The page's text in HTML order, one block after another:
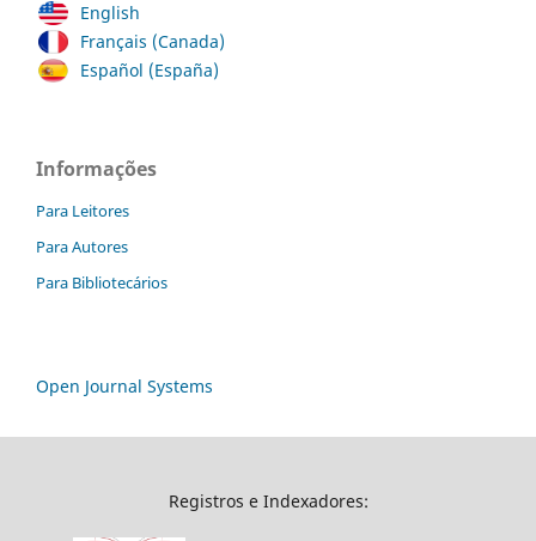
English
Français (Canada)
Español (España)
Informações
Para Leitores
Para Autores
Para Bibliotecários
Open Journal Systems
Registros e Indexadores: